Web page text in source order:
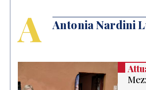
A Antonia Nardini